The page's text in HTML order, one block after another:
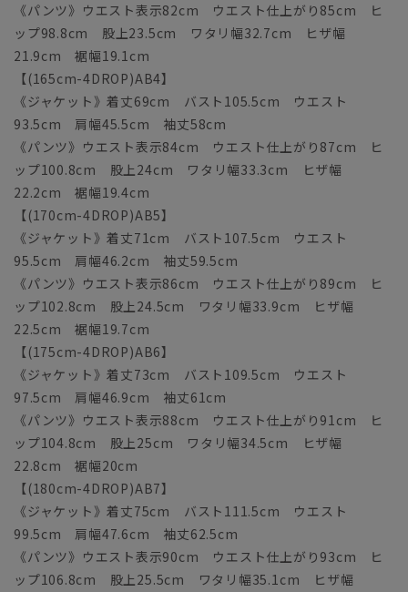
《パンツ》ウエスト表示82cm ウエスト仕上がり85cm ヒ
ップ98.8cm 股上23.5cm ワタリ幅32.7cm ヒザ幅
21.9cm 裾幅19.1cm
【(165cm-4DROP)AB4】
《ジャケット》着丈69cm バスト105.5cm ウエスト
93.5cm 肩幅45.5cm 袖丈58cm
《パンツ》ウエスト表示84cm ウエスト仕上がり87cm ヒ
ップ100.8cm 股上24cm ワタリ幅33.3cm ヒザ幅
22.2cm 裾幅19.4cm
【(170cm-4DROP)AB5】
《ジャケット》着丈71cm バスト107.5cm ウエスト
95.5cm 肩幅46.2cm 袖丈59.5cm
《パンツ》ウエスト表示86cm ウエスト仕上がり89cm ヒ
ップ102.8cm 股上24.5cm ワタリ幅33.9cm ヒザ幅
22.5cm 裾幅19.7cm
【(175cm-4DROP)AB6】
《ジャケット》着丈73cm バスト109.5cm ウエスト
97.5cm 肩幅46.9cm 袖丈61cm
《パンツ》ウエスト表示88cm ウエスト仕上がり91cm ヒ
ップ104.8cm 股上25cm ワタリ幅34.5cm ヒザ幅
22.8cm 裾幅20cm
【(180cm-4DROP)AB7】
《ジャケット》着丈75cm バスト111.5cm ウエスト
99.5cm 肩幅47.6cm 袖丈62.5cm
《パンツ》ウエスト表示90cm ウエスト仕上がり93cm ヒ
ップ106.8cm 股上25.5cm ワタリ幅35.1cm ヒザ幅